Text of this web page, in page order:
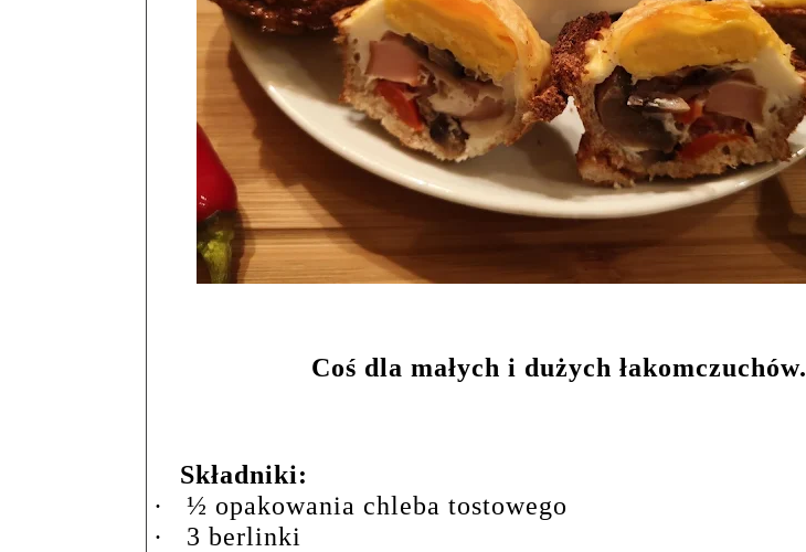
Coś dla małych i dużych łakomczuchów.
Składniki:
·
½ opakowania chleba tostowego
·
3 berlinki